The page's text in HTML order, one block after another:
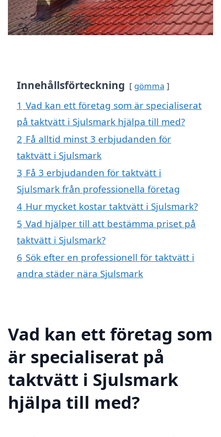
Innehållsförteckning gömma
1 Vad kan ett företag som är specialiserat
på taktvätt i Sjulsmark hjälpa till med?
2 Få alltid minst 3 erbjudanden för
taktvätt i Sjulsmark
3 Få 3 erbjudanden för taktvätt i
Sjulsmark från professionella företag
4 Hur mycket kostar taktvätt i Sjulsmark?
5 Vad hjälper till att bestämma priset på
taktvätt i Sjulsmark?
6 Sök efter en professionell för taktvätt i
andra städer nära Sjulsmark
Vad kan ett företag som
är specialiserat på
taktvätt i Sjulsmark
hjälpa till med?